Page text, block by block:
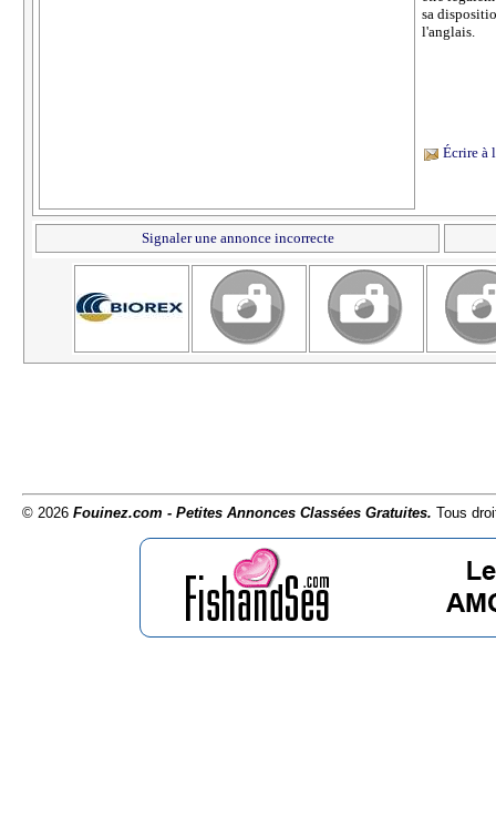
sa
l'anglais.
Écrire à
Signaler une annonce incorrecte
© 2026 Fouinez.com - Petites Annonces Classées Gratuites. Tous